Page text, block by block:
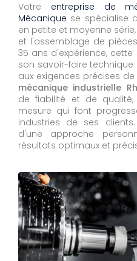
Votre entreprise de
Mécanique se spécialise
en petite et moyenne
et l'assemblage de
35 ans d'expérience,
son savoir-faire
aux exigences précises de
mécanique industrielle
de fiabilité et de
mesure qui font
industries de ses
d'une approche
résultats optimaux et